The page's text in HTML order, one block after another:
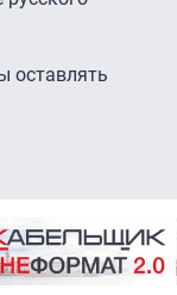
оставлять